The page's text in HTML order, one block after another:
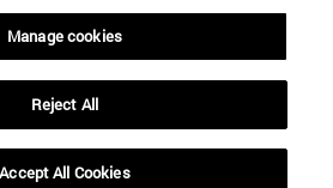
Manage cookies
Reject All
Accept All Cookies